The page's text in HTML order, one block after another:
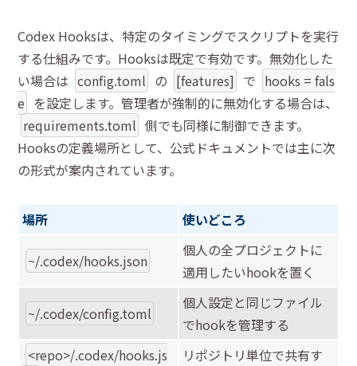
Codex Hooksは、特定のタイミングでスクリプトを実行
する仕組みです。Hooksは既定で有効です。無効化した
い場合は config.toml の [features] で hooks = fals
e を設定します。管理者が強制的に無効化する場合は、
requirements.toml 側でも同様に制御できます。
Hooksの定義場所として、公式ドキュメントでは主に次
の形式が案内されています。
場所 使いどころ
~/.codex/hooks.json
個人の全プロジェクトに
適用したいhookを置く
~/.codex/config.toml
個人設定と同じファイル
でhookを管理する
<repo>/.codex/hooks.js
リポジトリ単位で共有す